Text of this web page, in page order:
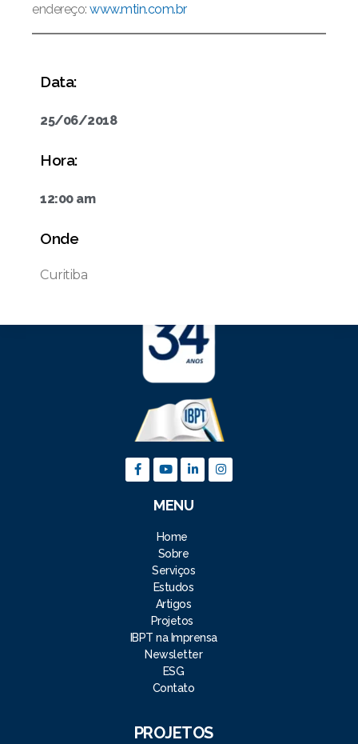
endereço: www.mtin.com.br
Data:
25/06/2018
Hora:
12:00 am
Onde
Curitiba
MENU
Home
Sobre
Serviços
Estudos
Artigos
Projetos
IBPT na Imprensa
Newsletter
ESG
Contato
PROJETOS